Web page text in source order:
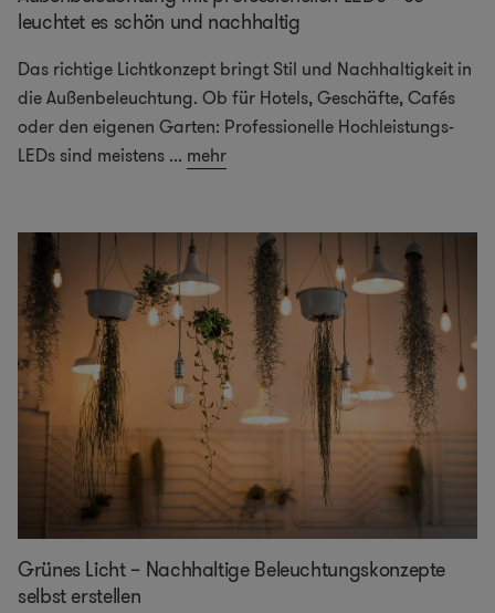
leuchtet es schön und nachhaltig
Das richtige Lichtkonzept bringt Stil und Nachhaltigkeit in
die Außenbeleuchtung. Ob für Hotels, Geschäfte, Cafés
oder den eigenen Garten: Professionelle Hochleistungs-
LEDs sind meistens ... mehr
Grünes Licht – Nachhaltige Beleuchtungskonzepte
selbst erstellen